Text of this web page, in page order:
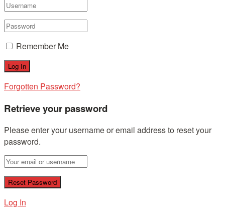
Remember Me
Forgotten Password?
Retrieve your password
Please enter your username or email address to reset your
password.
Log In